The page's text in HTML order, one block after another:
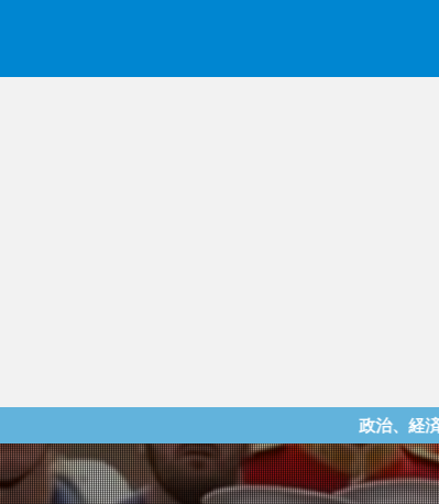
政治、経済、地震、放射